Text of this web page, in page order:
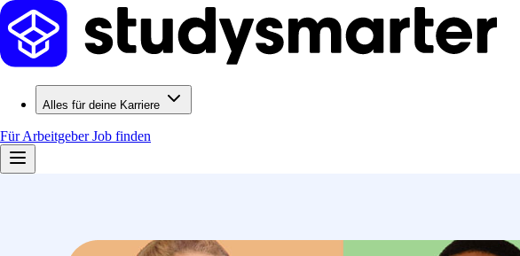
Alles für deine Karriere
Für ArbeitgeberJob finden